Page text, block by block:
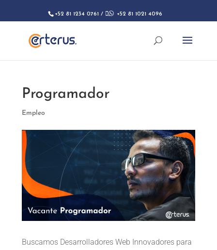
+52 81 1234 0761 /  +52 81 1021 4096
Programador
Empleo
Buscamos Desarrolladores Web Innovadores para